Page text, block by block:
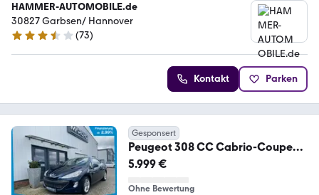
HAMMER-AUTOMOBILE.de
30827 Garbsen/ Hannover
3.4 Sterne
(73)
Kontakt Parken
Gesponsert
Peugeot 308 CC Cabrio-Coupe
Premium*Leder*HU Neu*
5.999 €
Ohne Bewertung